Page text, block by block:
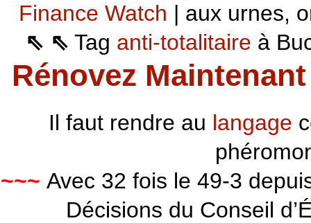
Finance Watch | aux urnes,
⇖ ⇖ Tag anti-totalitaire à
Rénovez
Il faut rendre au langage
~~~ Avec 32 fois le 49-3
Décisions du Conseil